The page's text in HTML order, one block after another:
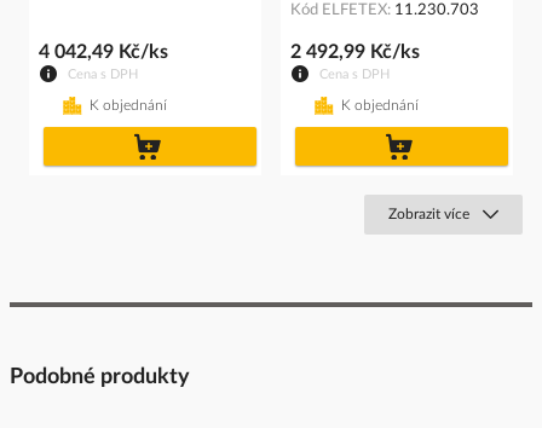
Cena s DPH
4 042,49 Kč/ks
K objednání
Kód ELFETEX 11.230.703
Cena s DPH
2 492,99 Kč/ks
K objednání
Zobrazit více
Podobné produkty